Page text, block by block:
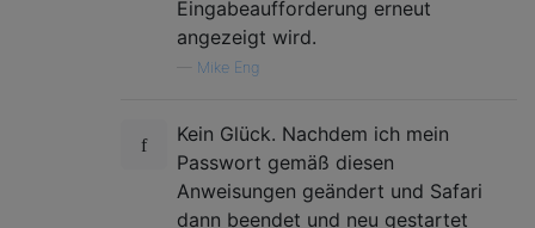
Eingabeaufforderung erneut
angezeigt wird.
Mike Eng
Kein Glück. Nachdem ich mein
Passwort gemäß diesen
Anweisungen geändert und Safari
dann beendet und neu gestartet